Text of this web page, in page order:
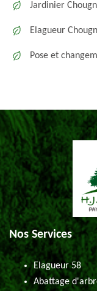
Jardinier
Elagueur
Pose et
Nos Services
Elagueur 58
Abattage